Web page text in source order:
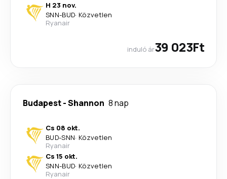
H 23 nov.
SNN-BUD· Közvetlen
Ryanair
induló ár39 023Ft
Budapest-Shannon 8 nap
Cs 08 okt.
BUD-SNN· Közvetlen
Ryanair
Cs 15 okt.
SNN-BUD· Közvetlen
Ryanair